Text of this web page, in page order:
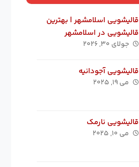
قالیشویی اسلامشهر | بهترین
قالیشویی در اسلامشهر
جولای ۳۰, ۲۰۲۶
قالیشویی آجودانیه
می ۱۹, ۲۰۲۵
قالیشویی نارمک
می ۱۰, ۲۰۲۵